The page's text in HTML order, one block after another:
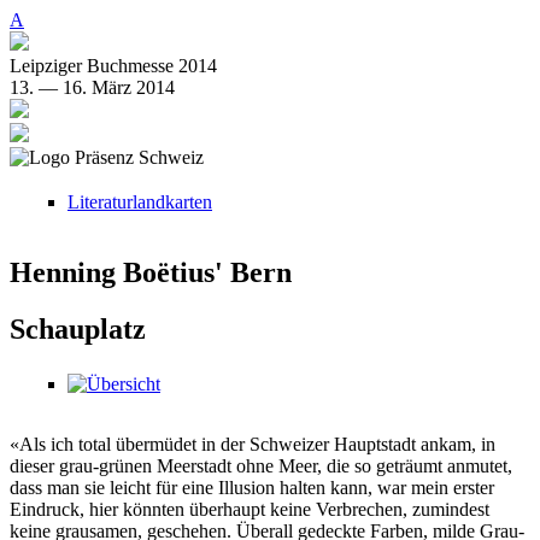
Direkt zum Inhalt
A
Leipziger Buchmesse 2014
13. — 16. März 2014
Literaturlandkarten
Henning Boëtius' Bern
Schauplatz
«Als ich total übermüdet in der Schweizer Hauptstadt ankam, in
dieser grau-grünen Meerstadt ohne Meer, die so geträumt anmutet,
dass man sie leicht für eine Illusion halten kann, war mein erster
Eindruck, hier könnten überhaupt keine Verbrechen, zumindest
keine grausamen, geschehen. Überall gedeckte Farben, milde Grau-